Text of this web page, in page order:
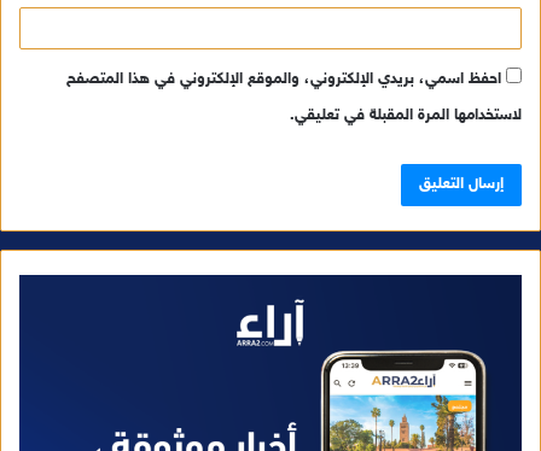
احفظ اسمي، بريدي الإلكتروني، والموقع الإلكتروني في هذا المتصفح
لاستخدامها المرة المقبلة في تعليقي.